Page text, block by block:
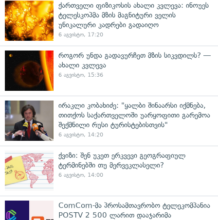
ქართველი ფიზიკოსის ახალი კვლევა: ინოუეს
ტელესკოპმა მზის მაგნიტური ველის
უნიკალური კადრები გადაიღო
6 აგვისტო, 17:20
როგორ უნდა გადავურჩეთ მზის სიკვდილს? —
ახალი კვლევა
6 აგვისტო, 15:36
ირაკლი კობახიძე: "ყალბი შინაარსი იქმნება,
თითქოს საქართველოში უარყოფითი გარემოა
შექმნილი რუსი ტურისტებისთვის"
6 აგვისტო, 14:20
ქვიზი: შენ უკეთ ერკვევი გეოგრაფიულ
ტერმინებში თუ მერვეკლასელი?
6 აგვისტო, 14:00
ComCom-მა პროსამთავრობო ტელეკომპანია
POSTV 2 500 ლარით დააჯარიმა